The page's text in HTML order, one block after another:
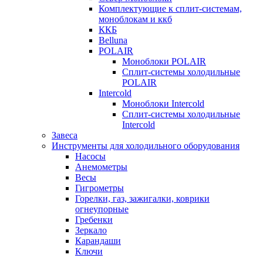
Комплектующие к сплит-системам,
моноблокам и ккб
ККБ
Belluna
POLAIR
Моноблоки POLAIR
Сплит-системы холодильные
POLAIR
Intercold
Моноблоки Intercold
Сплит-системы холодильные
Intercold
Завеса
Инструменты для холодильного оборудования
Насосы
Анемометры
Весы
Гигрометры
Горелки, газ, зажигалки, коврики
огнеупорные
Гребенки
Зеркало
Карандаши
Ключи